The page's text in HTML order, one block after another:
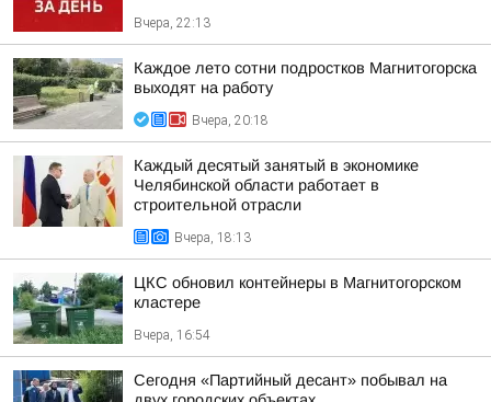
Вчера, 22:13
Каждое лето сотни подростков Магнитогорска
выходят на работу
Вчера, 20:18
Каждый десятый занятый в экономике
Челябинской области работает в
строительной отрасли
Вчера, 18:13
ЦКС обновил контейнеры в Магнитогорском
кластере
Вчера, 16:54
Сегодня «Партийный десант» побывал на